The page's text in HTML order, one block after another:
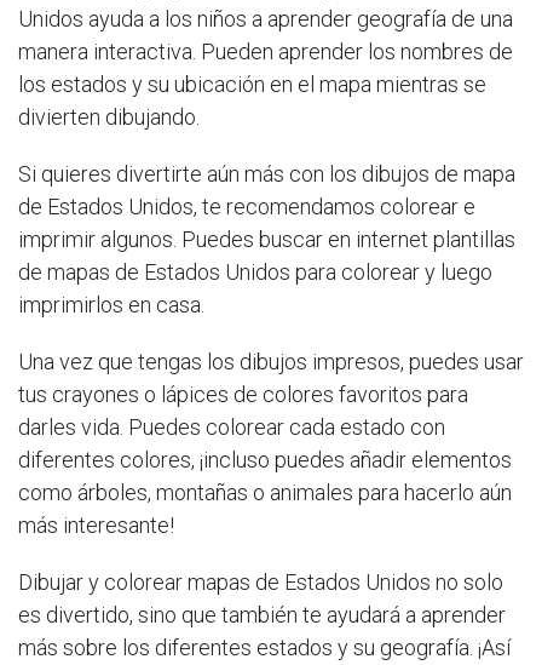
Unidos ayuda a los niños a aprender geografía de una
manera interactiva. Pueden aprender los nombres de
los estados y su ubicación en el mapa mientras se
divierten dibujando.
Si quieres divertirte aún más con los dibujos de mapa
de Estados Unidos, te recomendamos colorear e
imprimir algunos. Puedes buscar en internet plantillas
de mapas de Estados Unidos para colorear y luego
imprimirlos en casa.
Una vez que tengas los dibujos impresos, puedes usar
tus crayones o lápices de colores favoritos para
darles vida. Puedes colorear cada estado con
diferentes colores, ¡incluso puedes añadir elementos
como árboles, montañas o animales para hacerlo aún
más interesante!
Dibujar y colorear mapas de Estados Unidos no solo
es divertido, sino que también te ayudará a aprender
más sobre los diferentes estados y su geografía. ¡Así